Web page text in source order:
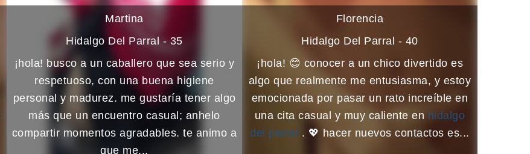
Martina
Hidalgo Del Parral - 35
¡hola! busco a un caballero que sea serio y
respetuoso, con una buena higiene
personal y madurez. me gustaría tener algo
más que un encuentro casual; anhelo
compartir momentos agradables. te animo a
que me...
Florencia
Hidalgo Del Parral - 40
¡hola! 😊 conocer a un chico divertido es
algo que realmente me entusiasma, y estoy
emocionada por pasar un rato increíble en
una cita casual y muy caliente en hidalgo
del parral . 💖 hacer nuevos contactos es...